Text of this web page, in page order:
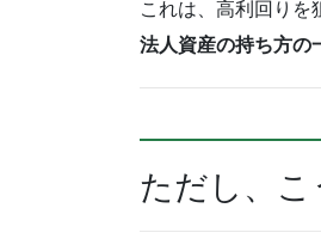
これは、高利回りを
法人資産の持ち方の
ただし、